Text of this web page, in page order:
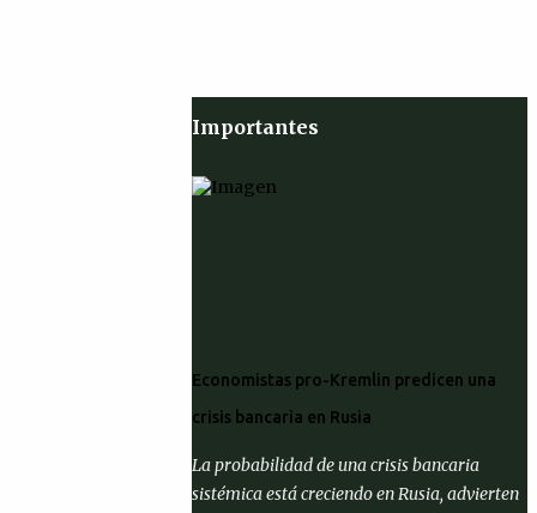
Importantes
Economistas pro-Kremlin predicen una
crisis bancaria en Rusia
La probabilidad de una crisis bancaria
sistémica está creciendo en Rusia, advierten